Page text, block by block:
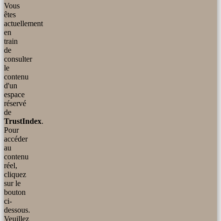
Vous
êtes
actuellement
en
train
de
consulter
le
contenu
d'un
espace
réservé
de
TrustIndex.
Pour
accéder
au
contenu
réel,
cliquez
sur le
bouton
ci-
dessous.
Veuillez